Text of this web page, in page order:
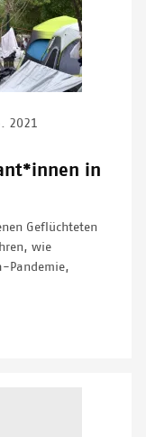
2021
in
Geflüchteten
wie
Pandemie,